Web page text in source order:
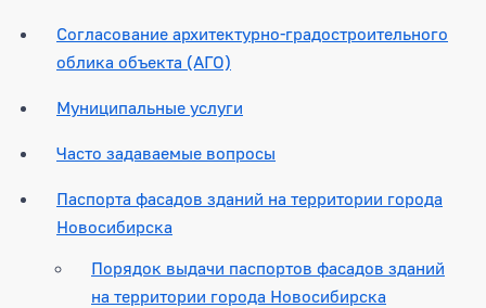
Согласование архитектурно-градостроительного
облика объекта (АГО)
Муниципальные услуги
Часто задаваемые вопросы
Паспорта фасадов зданий на территории города
Новосибирска
Порядок выдачи паспортов фасадов зданий
на территории города Новосибирска